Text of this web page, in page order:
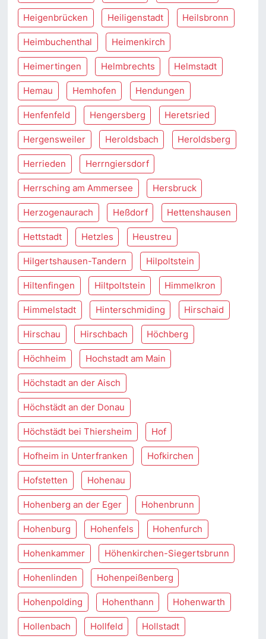
Heigenbrücken Heiligenstadt Heilsbronn
Heimbuchenthal Heimenkirch
Heimertingen Helmbrechts Helmstadt
Hemau Hemhofen Hendungen
Henfenfeld Hengersberg Heretsried
Hergensweiler Heroldsbach Heroldsberg
Herrieden Herrngiersdorf
Herrsching am Ammersee Hersbruck
Herzogenaurach Heßdorf Hettenshausen
Hettstadt Hetzles Heustreu
Hilgertshausen-Tandern Hilpoltstein
Hiltenfingen Hiltpoltstein Himmelkron
Himmelstadt Hinterschmiding Hirschaid
Hirschau Hirschbach Höchberg
Höchheim Hochstadt am Main
Höchstadt an der Aisch
Höchstädt an der Donau
Höchstädt bei Thiersheim Hof
Hofheim in Unterfranken Hofkirchen
Hofstetten Hohenau
Hohenberg an der Eger Hohenbrunn
Hohenburg Hohenfels Hohenfurch
Hohenkammer Höhenkirchen-Siegertsbrunn
Hohenlinden Hohenpeißenberg
Hohenpolding Hohenthann Hohenwarth
Hollenbach Hollfeld Hollstadt